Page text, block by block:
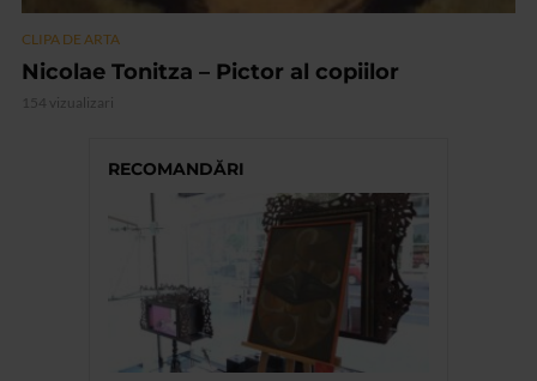
CLIPA DE ARTA
Nicolae Tonitza – Pictor al copiilor
154 vizualizari
RECOMANDĂRI